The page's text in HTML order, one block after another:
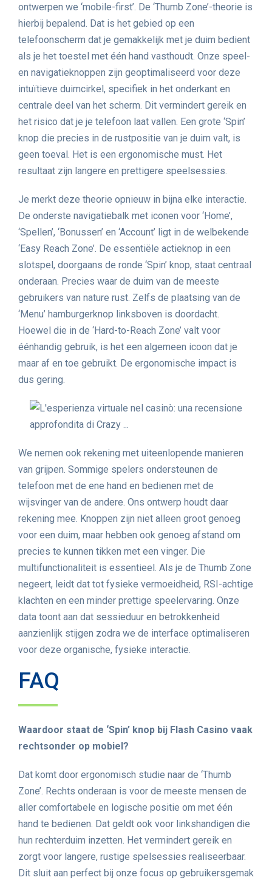
ontwerpen we ‘mobile-first’. De ‘Thumb Zone’-theorie is
hierbij bepalend. Dat is het gebied op een
telefoonscherm dat je gemakkelijk met je duim bedient
als je het toestel met één hand vasthoudt. Onze speel-
en navigatieknoppen zijn geoptimaliseerd voor deze
intuïtieve duimcirkel, specifiek in het onderkant en
centrale deel van het scherm. Dit vermindert gereik en
het risico dat je je telefoon laat vallen. Een grote ‘Spin’
knop die precies in de rustpositie van je duim valt, is
geen toeval. Het is een ergonomische must. Het
resultaat zijn langere en prettigere speelsessies.
Je merkt deze theorie opnieuw in bijna elke interactie.
De onderste navigatiebalk met iconen voor ‘Home’,
‘Spellen’, ‘Bonussen’ en ‘Account’ ligt in de welbekende
‘Easy Reach Zone’. De essentiële actieknop in een
slotspel, doorgaans de ronde ‘Spin’ knop, staat centraal
onderaan. Precies waar de duim van de meeste
gebruikers van nature rust. Zelfs de plaatsing van de
‘Menu’ hamburgerknop linksboven is doordacht.
Hoewel die in de ‘Hard-to-Reach Zone’ valt voor
éénhandig gebruik, is het een algemeen icoon dat je
maar af en toe gebruikt. De ergonomische impact is
dus gering.
We nemen ook rekening met uiteenlopende manieren
van grijpen. Sommige spelers ondersteunen de
telefoon met de ene hand en bedienen met de
wijsvinger van de andere. Ons ontwerp houdt daar
rekening mee. Knoppen zijn niet alleen groot genoeg
voor een duim, maar hebben ook genoeg afstand om
precies te kunnen tikken met een vinger. Die
multifunctionaliteit is essentieel. Als je de Thumb Zone
negeert, leidt dat tot fysieke vermoeidheid, RSI-achtige
klachten en een minder prettige speelervaring. Onze
data toont aan dat sessieduur en betrokkenheid
aanzienlijk stijgen zodra we de interface optimaliseren
voor deze organische, fysieke interactie.
FAQ
Waardoor staat de ‘Spin’ knop bij Flash Casino vaak
rechtsonder op mobiel?
Dat komt door ergonomisch studie naar de ‘Thumb
Zone’. Rechts onderaan is voor de meeste mensen de
aller comfortabele en logische positie om met één
hand te bedienen. Dat geldt ook voor linkshandigen die
hun rechterduim inzetten. Het vermindert gereik en
zorgt voor langere, rustige spelsessies realiseerbaar.
Dit sluit aan perfect bij onze focus op gebruikersgemak